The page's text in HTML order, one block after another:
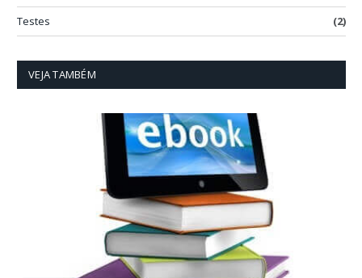
Testes
(2)
VEJA TAMBÉM